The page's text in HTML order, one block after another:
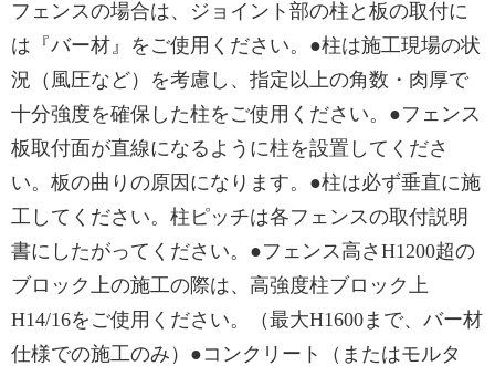
フェンスの場合は、ジョイント部の柱と板の取付に
は『バー材』をご使用ください。●柱は施工現場の状
況（風圧など）を考慮し、指定以上の角数・肉厚で
十分強度を確保した柱をご使用ください。●フェンス
板取付面が直線になるように柱を設置してくださ
い。板の曲りの原因になります。●柱は必ず垂直に施
工してください。柱ピッチは各フェンスの取付説明
書にしたがってください。●フェンス高さH1200超の
ブロック上の施工の際は、高強度柱ブロック上
H14/16をご使用ください。（最大H1600まで、バー材
仕様での施工のみ）●コンクリート（またはモルタ